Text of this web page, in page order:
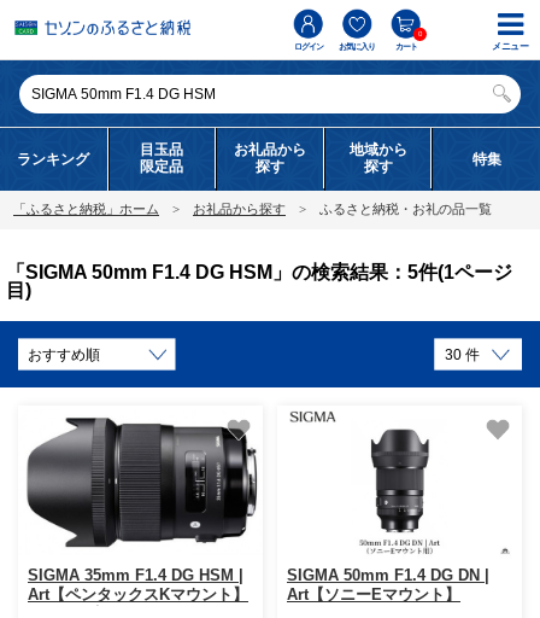
ログイン お気に入り カート
0
ランキング
目玉品
限定品
お礼品から
探す
地域から
探す
特集
「ふるさと納税」ホーム お礼品から探す ふるさと納税・お礼の品一覧
「SIGMA 50mm F1.4 DG HSM」の検索結果：5件(1ページ
目)
SIGMA 35mm F1.4 DG HSM |
Art【ペンタックスKマウント】
SIGMA 50mm F1.4 DG DN |
Art【ソニーEマウント】
メニュー